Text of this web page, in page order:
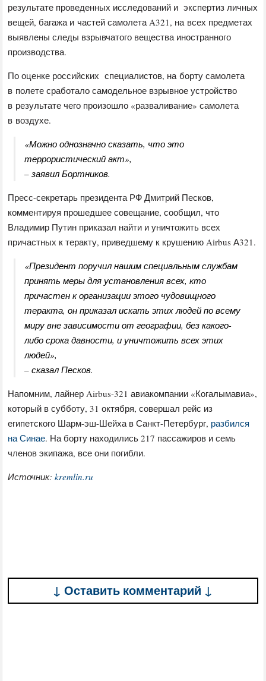
результате проведенных исследований и экспертиз личных
вещей, багажа и частей самолета A321, на всех предметах
выявлены следы взрывчатого вещества иностранного
производства.
По оценке российских специалистов, на борту самолета
в полете сработало самодельное взрывное устройство
в результате чего произошло «разваливание» самолета
в воздухе.
«Можно однозначно сказать, что это
террористический акт»,
– заявил Бортников.
Пресс-секретарь президента РФ Дмитрий Песков,
комментируя прошедшее совещание, сообщил, что
Владимир Путин приказал найти и уничтожить всех
причастных к теракту, приведшему к крушению Airbus А321.
«Президент поручил нашим специальным службам
принять меры для установления всех, кто
причастен к организации этого чудовищного
теракта, он приказал искать этих людей по всему
миру вне зависимости от географии, без какого-
либо срока давности, и уничтожить всех этих
людей»,
– сказал Песков.
Напомним, лайнер Airbus-321 авиакомпании «Когалымавиа»,
который в субботу, 31 октября, совершал рейс из
египетского Шарм-эш-Шейха в Санкт-Петербург, разбился
на Синае. На борту находились 217 пассажиров и семь
членов экипажа, все они погибли.
Источник:kremlin.ru
↓ Оставить комментарий ↓